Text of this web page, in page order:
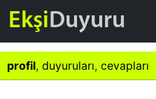
EkşiDuyuru
profil, duyuruları, cevapları